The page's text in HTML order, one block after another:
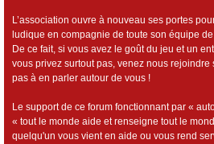
L’association ouvre à nouveau ses portes
ludique en compagnie de toute son équipe
De ce fait, si vous avez le goût du jeu et un
vous privez surtout pas, venez nous rejoindre
pas à en parler autour de vous !
Le support de ce forum fonctionnant par «
« tout le monde aide et renseigne tout le
quelqu'un vous vient en aide ou vous rend